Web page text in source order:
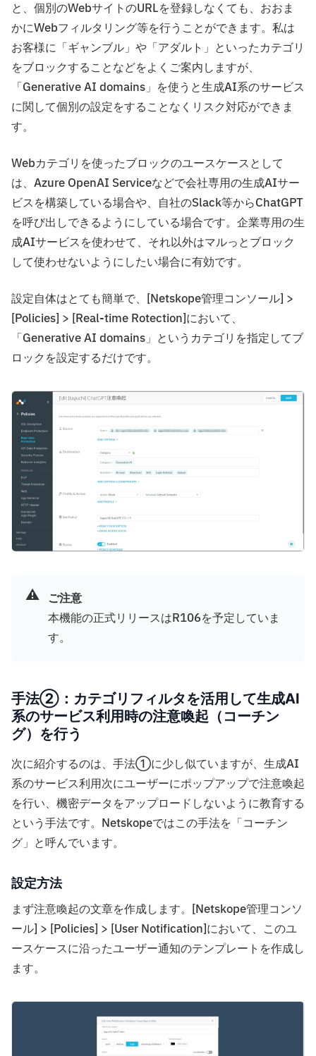
と、個別のWebサイトのURLを登録しなくても、おおま
かにWebフィルタリング等を行うことができます。私は
お客様に「ギャンブル」や「アダルト」といったカテゴリ
をブロックすることなどをよくご案内しますが、
「Generative AI domains」を使うと生成AI系のサービス
に関して個別の設定をすることなくリスク対応ができま
す。
Webカテゴリを使ったブロックのユースケースとして
は、Azure OpenAI Serviceなどで会社専用の生成AIサー
ビスを構築している場合や、自社のSlack等からChatGPT
を呼び出しできるようにしている場合です。企業専用の生
成AIサービスを使わせて、それ以外はマルっとブロック
して使わせないようにしたい場合に有効です。
設定自体はとても簡単で、[Netskope管理コンソール] >
[Policies] > [Real-time Rotection]において、
「Generative AI domains」というカテゴリを指定してブ
ロックを設定するだけです。
⚠️ ご注意
本機能の正式リリースはR106を予定していま
す。
手法②：カテゴリフィルタを活用して生成AI
系のサービス利用時の注意喚起（コーチン
グ）を行う
次に紹介するのは、手法①に少し似ていますが、生成AI
系のサービス利用次にユーザーにポップアップで注意喚起
を行い、機密データをアップロードしないように教育する
という手法です。Netskopeではこの手法を「コーチン
グ」と呼んでいます。
設定方法
まず注意喚起の文章を作成します。[Netskope管理コンソ
ール] > [Policies] > [User Notification]において、このユ
ースケースに沿ったユーザー通知のテンプレートを作成し
ます。